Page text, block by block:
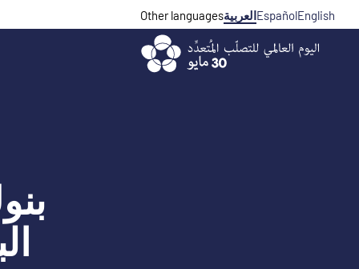
Skip
to
content
English
EspañolالعربيةSelected
Other languages